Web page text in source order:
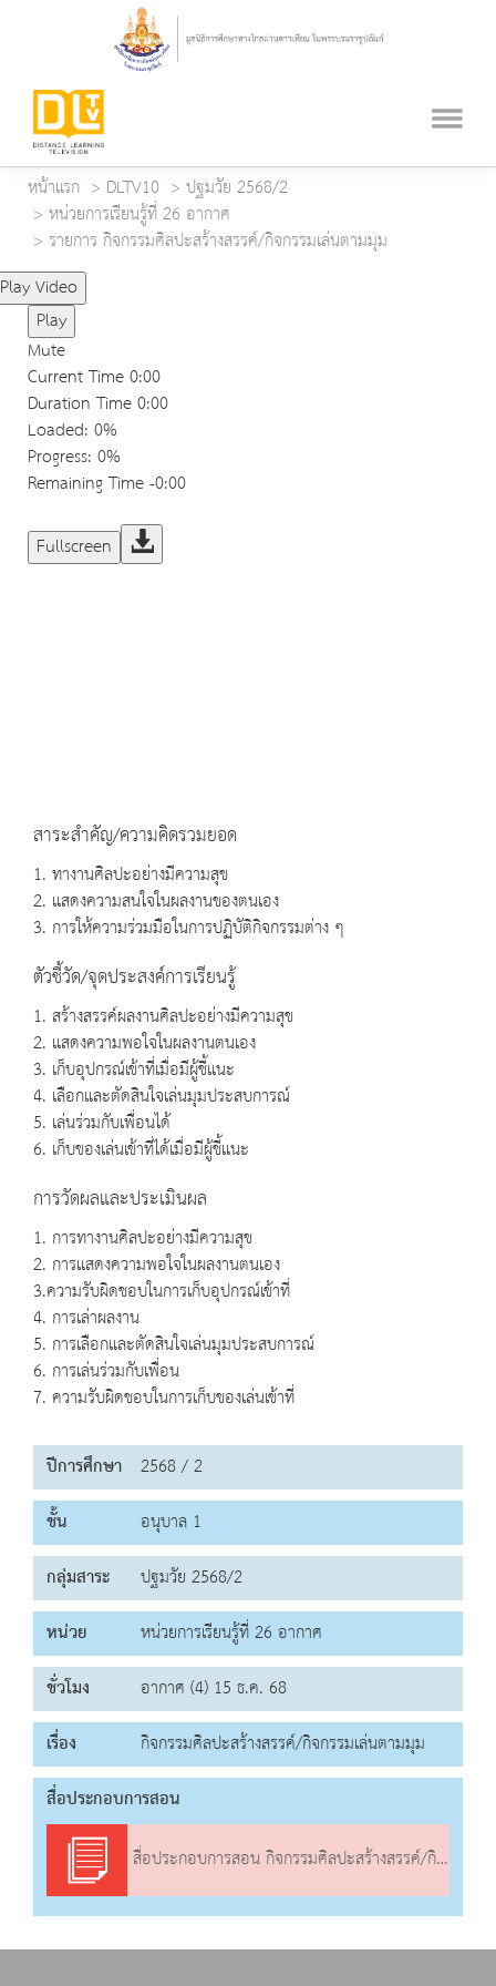
หน้าแรก DLTV10
ปฐมวัย 2568/2
หน่วยการเรียนรู้ที่ 26 อากาศ
รายการ กิจกรรมศิลปะสร้างสรรค์/กิจกรรมเล่นตามมุม
Play Video
Play
Mute
Current Time0:00
Duration Time0:00
Loaded: 0%
Progress: 0%
Remaining Time-0:00
Fullscreen
สาระสำคัญ/ความคิดรวมยอด
1. ทางานศิลปะอย่างมีความสุข
2. แสดงความสนใจในผลงานของตนเอง
3. การให้ความร่วมมือในการปฏิบัติกิจกรรมต่าง ๆ
ตัวชี้วัด/จุดประสงค์การเรียนรู้
1. สร้างสรรค์ผลงานศิลปะอย่างมีความสุข
2. แสดงความพอใจในผลงานตนเอง
3. เก็บอุปกรณ์เข้าที่เมื่อมีผู้ชี้แนะ
4. เลือกและตัดสินใจเล่นมุมประสบการณ์
5. เล่นร่วมกับเพื่อนได้
6. เก็บของเล่นเข้าที่ได้เมื่อมีผู้ชี้แนะ
การวัดผลและประเมินผล
1. การทางานศิลปะอย่างมีความสุข
2. การแสดงความพอใจในผลงานตนเอง
3.ความรับผิดชอบในการเก็บอุปกรณ์เข้าที่
4. การเล่าผลงาน
5. การเลือกและตัดสินใจเล่นมุมประสบการณ์
6. การเล่นร่วมกับเพื่อน
7. ความรับผิดชอบในการเก็บของเล่นเข้าที่
ปีการศึกษา 2568 / 2
ชั้น
อนุบาล 1
กลุ่มสาระ
ปฐมวัย 2568/2
หน่วย
หน่วยการเรียนรู้ที่ 26 อากาศ
ชั่วโมง
อากาศ (4) 15 ธ.ค. 68
เรื่อง
กิจกรรมศิลปะสร้างสรรค์/กิจกรรมเล่นตามมุม
สื่อประกอบการสอน
สื่อประกอบการสอน กิจกรรมศิลปะสร้างสรรค์/กิจกรรมเล่นตามมุม